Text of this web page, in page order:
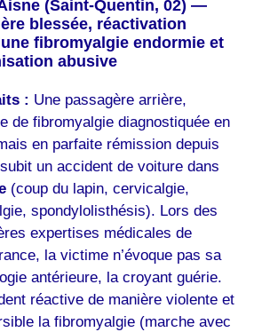
(Saint-Quentin, 02) —
blessée, réactivation
fibromyalgie endormie et
abusive
: Une passagère arrière,
de fibromyalgie diagnostiquée en
en parfaite rémission depuis
un accident de voiture dans
(coup du lapin, cervicalgie,
spondylolisthésis). Lors des
expertises médicales de
la victime n’évoque pas sa
antérieure, la croyant guérie.
réactive de manière violente et
la fibromyalgie (marche avec